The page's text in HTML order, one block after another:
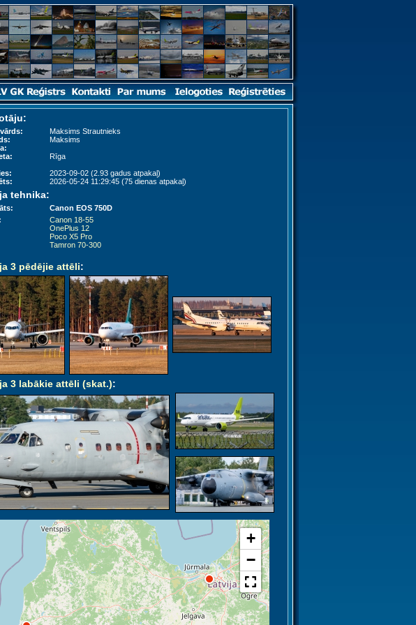
Maksims Strautnieks
Maksims
Rīga
2023-09-02 (2.93 gadus atpakaļ)
2026-05-24 11:29:45 (75 dienas atpakaļ)
tehnika:
Canon EOS 750D
Canon 18-55
OnePlus 12
Poco X5 Pro
Tamron 70-300
3 pēdējie attēli:
3 labākie attēli (skat.):
+
−